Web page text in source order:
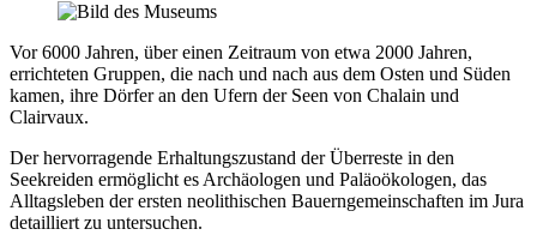
Vor 6000 Jahren, über einen Zeitraum von etwa 2000 Jahren,
errichteten Gruppen, die nach und nach aus dem Osten und Süden
kamen, ihre Dörfer an den Ufern der Seen von Chalain und
Clairvaux.
Der hervorragende Erhaltungszustand der Überreste in den
Seekreiden ermöglicht es Archäologen und Paläoökologen, das
Alltagsleben der ersten neolithischen Bauerngemeinschaften im Jura
detailliert zu untersuchen.